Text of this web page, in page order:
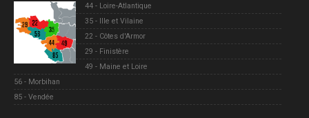
44 - Loire-Atlantique
35 - Ille et Vilaine
22 - Côtes d'Armor
29 - Finistère
49 - Maine et Loire
56 - Morbihan
85 - Vendée